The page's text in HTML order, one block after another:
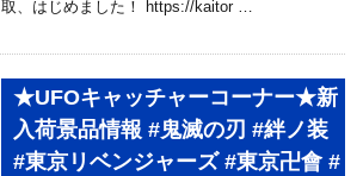
取、はじめました！ https://kaitor …
★UFOキャッチャーコーナー★新
入荷景品情報 #鬼滅の刃 #絆ノ装
#東京リベンジャーズ #東京卍會 #